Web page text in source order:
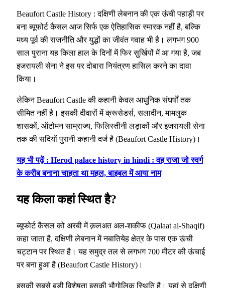
Beaufort Castle History : दक्षिणी लेबनान की एक ऊंची पहाड़ी पर
बना ब्यूफोर्ट कैसल आज सिर्फ एक ऐतिहासिक स्मारक नहीं है, बल्कि
मध्य पूर्व की राजनीति और युद्धों का जीवंत गवाह भी है। लगभग 900
साल पुराना यह किला हाल के दिनों में फिर सुर्खियों में आ गया है, जब
इजरायली सेना ने इस पर दोबारा नियंत्रण हासिल करने का दावा
किया।
लेकिन Beaufort Castle की कहानी केवल आधुनिक संघर्षों तक
सीमित नहीं है। इसकी दीवारों में क्रूसेडर्स, सलादीन, मामलुक
शासकों, ऑटोमन साम्राज्य, फिलिस्तीनी लड़ाकों और इजरायली सेना
तक की सदियों पुरानी कहानी दर्ज है (Beaufort Castle History)।
यह भी पढ़ें : Herod palace history in hindi : वह राजा जो स्वर्ग
के करीब बनाना चाहता था महल, बाइबल में आया नाम
यह किला कहां स्थित है?
ब्यूफोर्ट कैसल को अरबी में क़लअत अल-शकीफ (Qalaat al-Shaqif)
कहा जाता है, दक्षिणी लेबनान में नबातियेह क्षेत्र के पास एक ऊंची
चट्टान पर स्थित है। यह समुद्र तल से लगभग 700 मीटर की ऊंचाई
पर बना हुआ है (Beaufort Castle History)।
इसकी सबसे बड़ी विशेषता इसकी भौगोलिक स्थिति है। यहां से दक्षिणी